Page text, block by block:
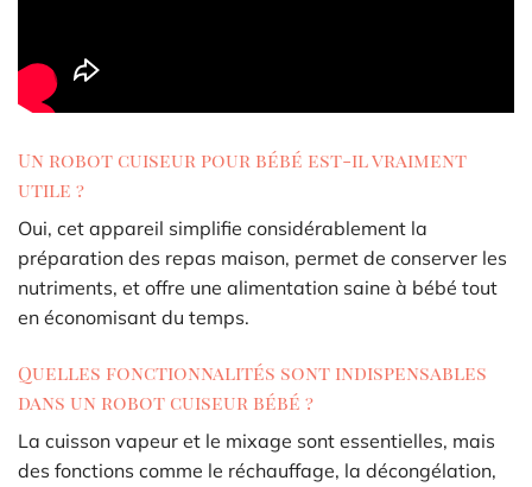
Un robot cuiseur pour bébé est-il vraiment
utile ?
Oui, cet appareil simplifie considérablement la
préparation des repas maison, permet de conserver les
nutriments, et offre une alimentation saine à bébé tout
en économisant du temps.
Quelles fonctionnalités sont indispensables
dans un robot cuiseur bébé ?
La cuisson vapeur et le mixage sont essentielles, mais
des fonctions comme le réchauffage, la décongélation,